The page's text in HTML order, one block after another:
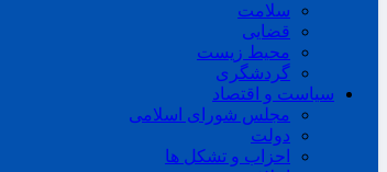
سلامت
قضایی
محیط زیست
گردشگری
سیاست و اقتصاد
مجلس شورای اسلامی
دولت
احزاب و تشکل ها